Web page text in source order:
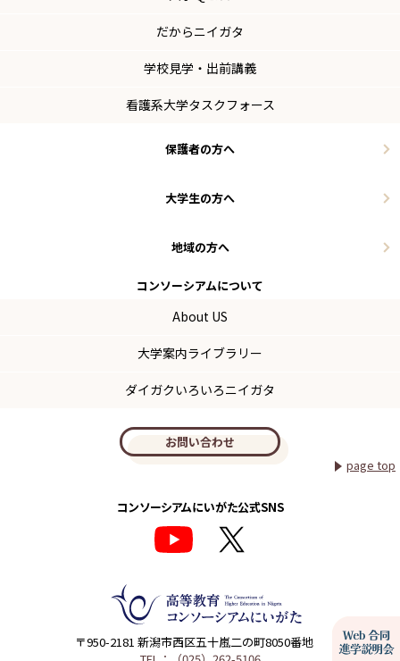
〒950-2181 新潟市西区五十嵐二の町8050番地
だからニイガタ
学校見学・出前講義
看護系大学タスクフォース
保護者の方へ
大学生の方へ
地域の方へ
コンソーシアムについて
About US
大学案内ライブラリー
ダイガクいろいろニイガタ
お問い合わせ
page top
コンソーシアムにいがた公式SNS